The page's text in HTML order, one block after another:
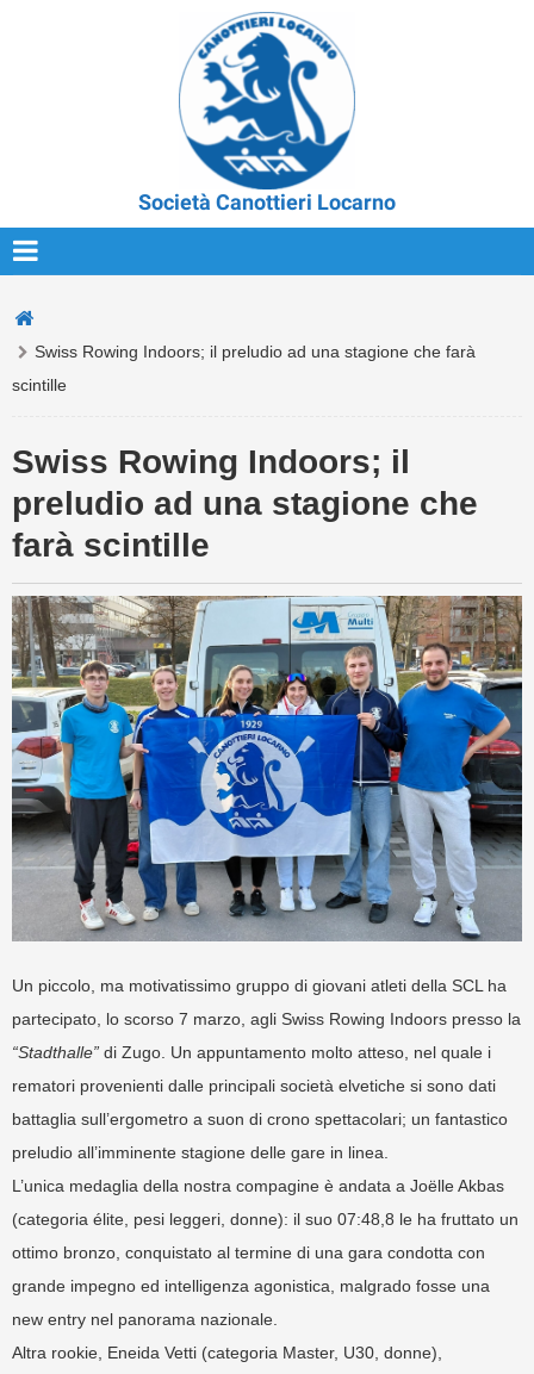
Società Canottieri Locarno
Swiss Rowing Indoors; il preludio ad una stagione che farà
scintille
Swiss Rowing Indoors; il
preludio ad una stagione che
farà scintille
Un piccolo, ma motivatissimo gruppo di giovani atleti della SCL ha
partecipato, lo scorso 7 marzo, agli Swiss Rowing Indoors presso la
“Stadthalle” di Zugo. Un appuntamento molto atteso, nel quale i
rematori provenienti dalle principali società elvetiche si sono dati
battaglia sull’ergometro a suon di crono spettacolari; un fantastico
preludio all’imminente stagione delle gare in linea.
L’unica medaglia della nostra compagine è andata a Joëlle Akbas
(categoria élite, pesi leggeri, donne): il suo 07:48,8 le ha fruttato un
ottimo bronzo, conquistato al termine di una gara condotta con
grande impegno ed intelligenza agonistica, malgrado fosse una
new entry nel panorama nazionale.
Altra rookie, Eneida Vetti (categoria Master, U30, donne),